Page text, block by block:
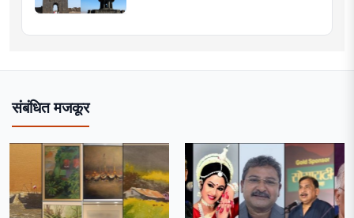
संबंधित मजकूर